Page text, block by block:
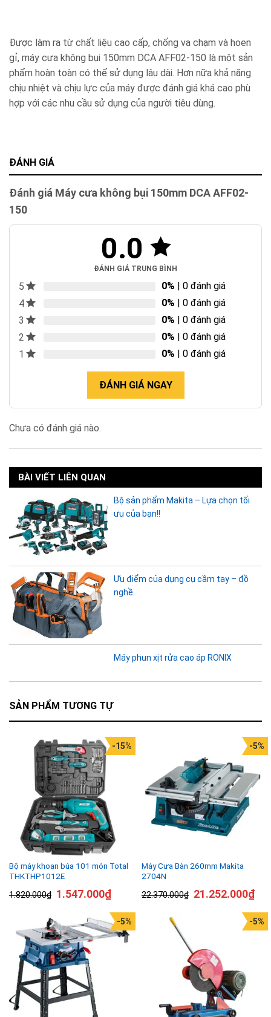
Được làm ra từ chất liệu cao cấp, chống va chạm và hoen
gỉ, máy cưa không bụi 150mm DCA AFF02-150 là một sản
phẩm hoàn toàn có thể sử dụng lâu dài. Hơn nữa khả năng
chịu nhiệt và chịu lực của máy được đánh giá khá cao phù
hợp với các nhu cầu sử dụng của người tiêu dùng.
ĐÁNH GIÁ
Đánh giá Máy cưa không bụi 150mm DCA AFF02-
150
0.0
ĐÁNH GIÁ TRUNG BÌNH
5 0% | 0 đánh giá
4
0% | 0 đánh giá
3
0% | 0 đánh giá
2
0% | 0 đánh giá
1
0% | 0 đánh giá
ĐÁNH GIÁ NGAY
Chưa có đánh giá nào.
BÀI VIẾT LIÊN QUAN
Bộ sản phẩm Makita – Lựa chọn tối
ưu của bạn!!
Ưu điểm của dụng cụ cầm tay – đồ
nghề
Máy phun xịt rửa cao áp RONIX
SẢN PHẨM TƯƠNG TỰ
Bộ máy khoan búa 101 món Total
THKTHP1012E
1.820.000₫
-15%
1.547.000₫
Máy Cưa Bàn 260mm Makita
2704N
22.370.000₫
-5%
21.252.000₫
-5% -5%